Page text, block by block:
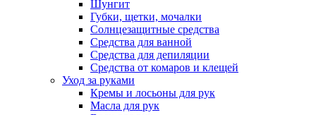
Шунгит
Губки, щетки, мочалки
Солнцезащитные средства
Средства для ванной
Средства для депиляции
Средства от комаров и клещей
Уход за руками
Кремы и лосьоны для рук
Масла для рук